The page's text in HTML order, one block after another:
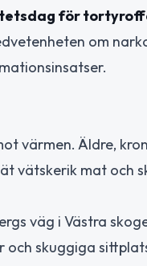
för
om
värmen. Äldre,
vätskerik mat och
väg i Västra
skuggiga